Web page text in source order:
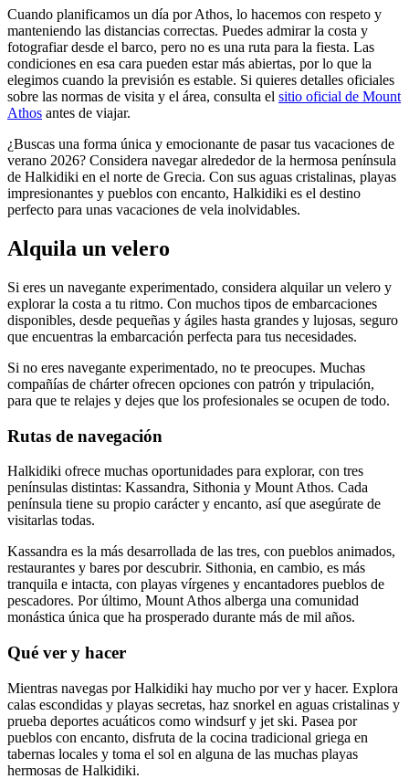
Cuando planificamos un día por Athos, lo hacemos con respeto y
manteniendo las distancias correctas. Puedes admirar la costa y
fotografiar desde el barco, pero no es una ruta para la fiesta. Las
condiciones en esa cara pueden estar más abiertas, por lo que la
elegimos cuando la previsión es estable. Si quieres detalles oficiales
sobre las normas de visita y el área, consulta el sitio oficial de Mount
Athos antes de viajar.
¿Buscas una forma única y emocionante de pasar tus vacaciones de
verano 2026? Considera navegar alrededor de la hermosa península
de Halkidiki en el norte de Grecia. Con sus aguas cristalinas, playas
impresionantes y pueblos con encanto, Halkidiki es el destino
perfecto para unas vacaciones de vela inolvidables.
Alquila un velero
Si eres un navegante experimentado, considera alquilar un velero y
explorar la costa a tu ritmo. Con muchos tipos de embarcaciones
disponibles, desde pequeñas y ágiles hasta grandes y lujosas, seguro
que encuentras la embarcación perfecta para tus necesidades.
Si no eres navegante experimentado, no te preocupes. Muchas
compañías de chárter ofrecen opciones con patrón y tripulación,
para que te relajes y dejes que los profesionales se ocupen de todo.
Rutas de navegación
Halkidiki ofrece muchas oportunidades para explorar, con tres
penínsulas distintas: Kassandra, Sithonia y Mount Athos. Cada
península tiene su propio carácter y encanto, así que asegúrate de
visitarlas todas.
Kassandra es la más desarrollada de las tres, con pueblos animados,
restaurantes y bares por descubrir. Sithonia, en cambio, es más
tranquila e intacta, con playas vírgenes y encantadores pueblos de
pescadores. Por último, Mount Athos alberga una comunidad
monástica única que ha prosperado durante más de mil años.
Qué ver y hacer
Mientras navegas por Halkidiki hay mucho por ver y hacer. Explora
calas escondidas y playas secretas, haz snorkel en aguas cristalinas y
prueba deportes acuáticos como windsurf y jet ski. Pasea por
pueblos con encanto, disfruta de la cocina tradicional griega en
tabernas locales y toma el sol en alguna de las muchas playas
hermosas de Halkidiki.